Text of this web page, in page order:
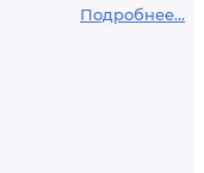
Подробнее...